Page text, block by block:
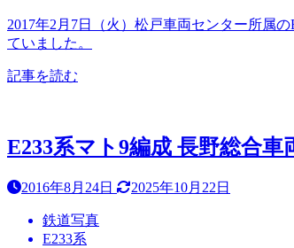
2017年2月7日（火）松戸車両センター所属
ていました。
記事を読む
E233系マト9編成 長野総合車
2016年8月24日 2025年10月22日
鉄道写真
E233系